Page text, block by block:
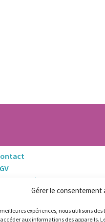
Gérer le consentement
expériences, nous utilisons
aux informations des appareils.
Mentions Légales
de Retours et